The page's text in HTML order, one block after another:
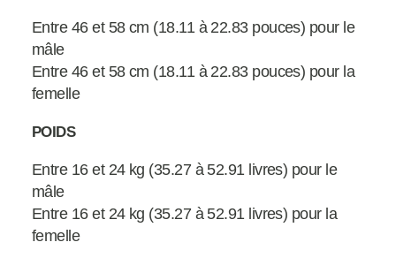
Entre 46 et 58 cm (18.11 à 22.83 pouces) pour le
mâle
Entre 46 et 58 cm (18.11 à 22.83 pouces) pour la
femelle
POIDS
Entre 16 et 24 kg (35.27 à 52.91 livres) pour le
mâle
Entre 16 et 24 kg (35.27 à 52.91 livres) pour la
femelle